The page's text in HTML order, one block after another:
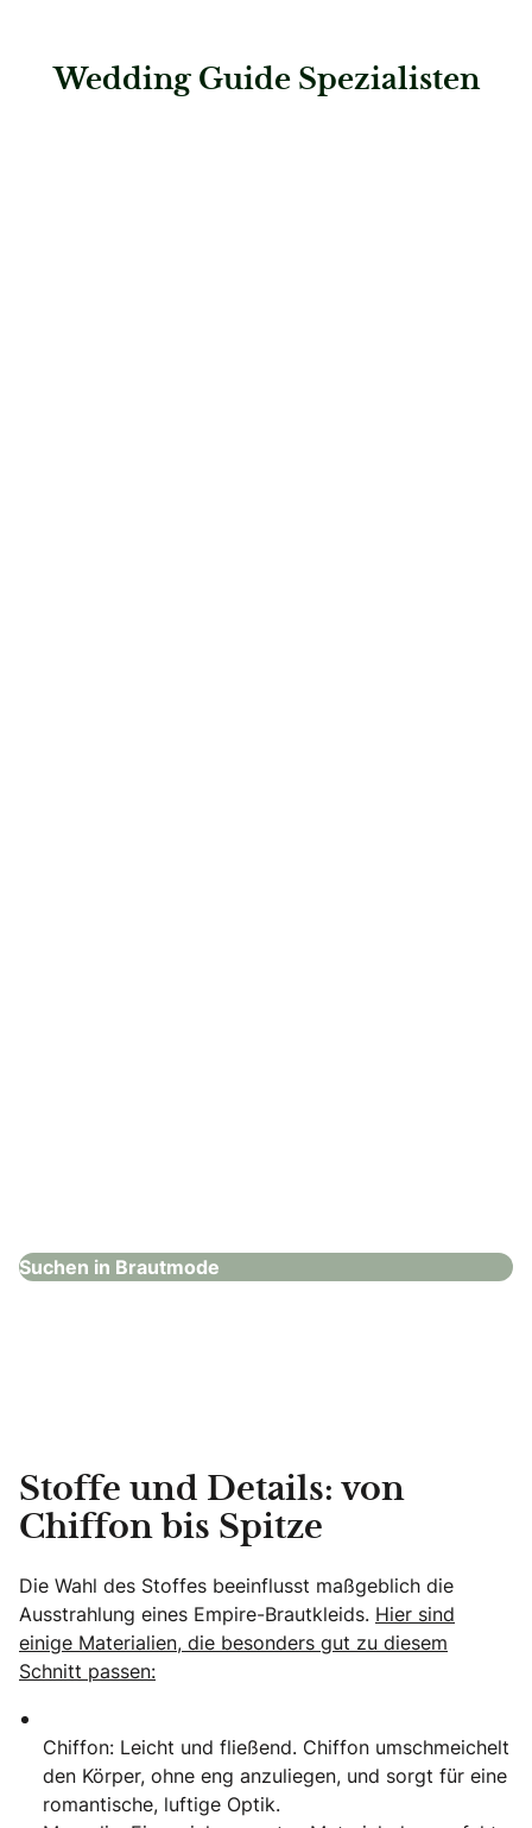
Wedding Guide Spezialisten
Suchen in Brautmode
Stoffe und Details: von
Chiffon bis Spitze
Die Wahl des Stoffes beeinflusst maßgeblich die
Ausstrahlung eines Empire-Brautkleids. Hier sind
einige Materialien, die besonders gut zu diesem
Schnitt passen:
Chiffon: Leicht und fließend. Chiffon umschmeichelt
den Körper, ohne eng anzuliegen, und sorgt für eine
romantische, luftige Optik.